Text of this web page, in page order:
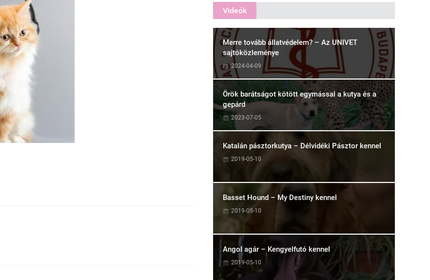
Videók
Merre tovább állatvédelem? – Az UNIVET
sajtóközleménye
2024-04-09
Örök barátságot kötött egymással a kutya és a
gepárd
2023-07-05
Katalán pásztorkutya – Délvidéki Pásztor kennel
2019-05-10
Basset Hound – My Destiny kennel
2019-05-10
Angol agár – Kengyelfutó kennel
2019-05-10